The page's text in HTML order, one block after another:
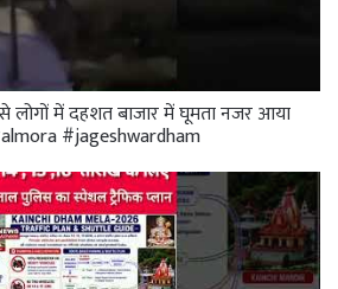
में दहशत बाजार में घूमता नजर आया
#jageshwardham